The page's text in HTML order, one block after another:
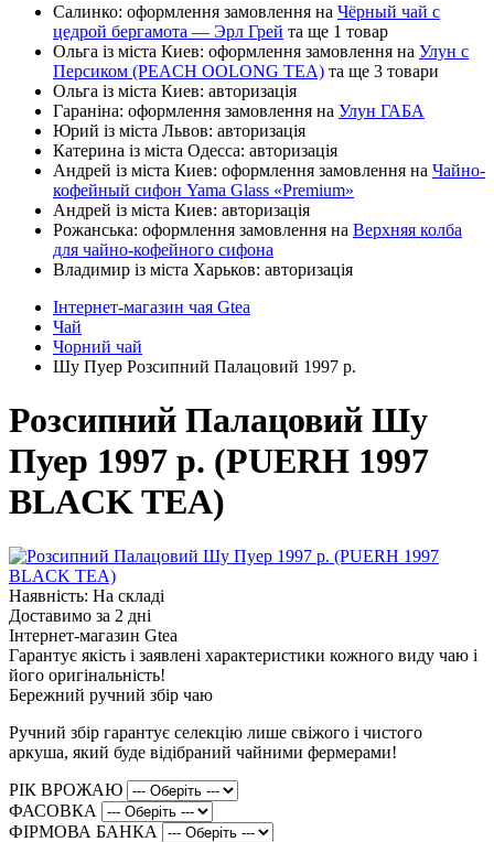
Салинко: оформлення замовлення на Чёрный чай с
цедрой бергамота — Эрл Грей та ще 1 товар
Ольга із міста Киев: оформлення замовлення на Улун с
Персиком (PEACH OOLONG TEA) та ще 3 товари
Ольга із міста Киев: авторизація
Гараніна: оформлення замовлення на Улун ГАБА
Юрий із міста Львов: авторизація
Катерина із міста Одесса: авторизація
Андрей із міста Киев: оформлення замовлення на Чайно-
кофейный сифон Yama Glass «Premium»
Андрей із міста Киев: авторизація
Рожанська: оформлення замовлення на Верхняя колба
для чайно-кофейного сифона
Владимир із міста Харьков: авторизація
Інтернет-магазин чая Gtea
Чай
Чорний чай
Шу Пуер Розсипний Палацовий 1997 р.
Розсипний Палацовий Шу
Пуер 1997 р. (PUERH 1997
BLACK TEA)
Наявність: На складі
Доставимо за 2 дні
Інтернет-магазин Gtea
Гарантує якість і заявлені характеристики кожного виду чаю і
його оригінальність!
Бережний ручний збір чаю
Ручний збір гарантує селекцію лише свіжого і чистого
аркуша, який буде відібраний чайними фермерами!
РІК ВРОЖАЮ
ФАСОВКА
ФІРМОВА БАНКА